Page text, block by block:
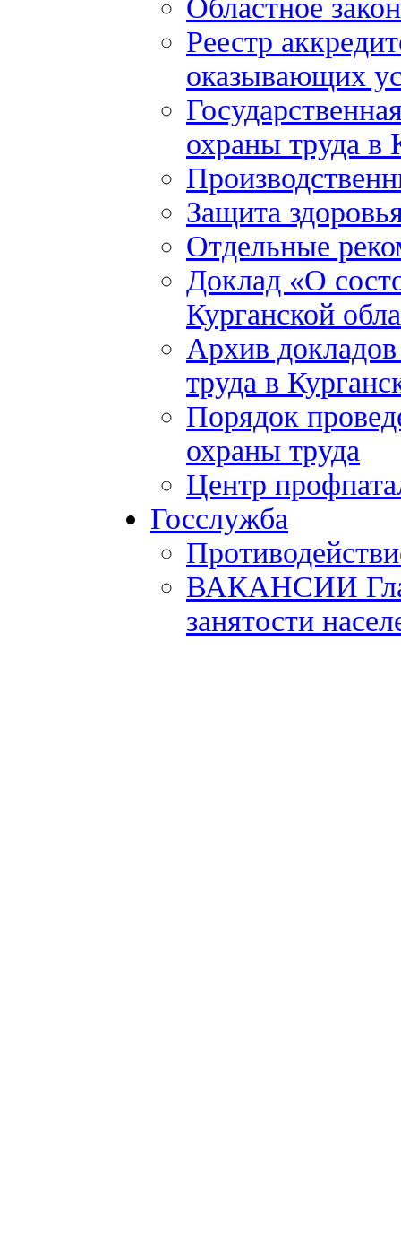
Областное
Реестр
оказывающих
охраны труда в
Защита
Отдельные
Доклад «О
Курганской
Архив
труда в
Порядок
охраны труда
Центр
Госслужба
ВАКАНСИИ
занятости